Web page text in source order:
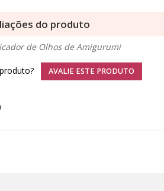
do produto
de Olhos de Amigurumi
AVALIE ESTE PRODUTO